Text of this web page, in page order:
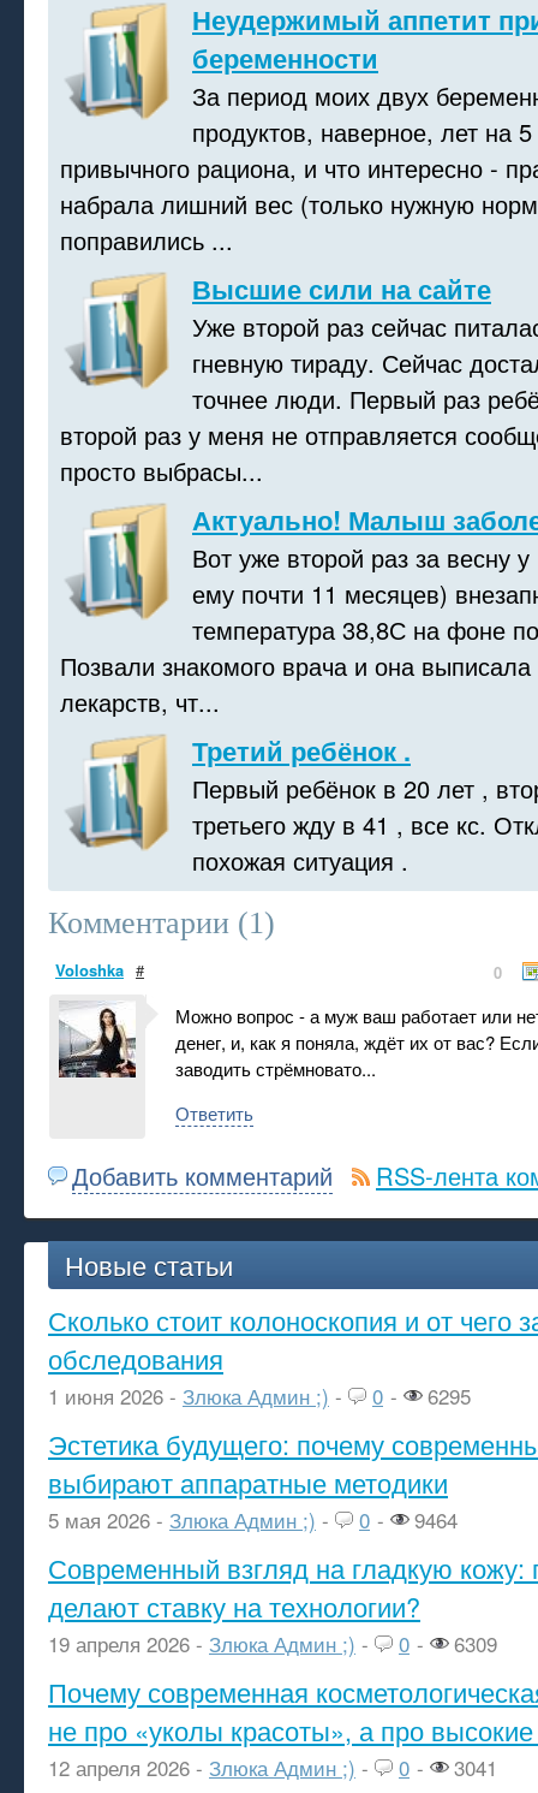
Неудержимый аппетит
беременности
За период моих двух
продуктов, наверное, лет на
привычного рациона, и что интересно -
набрала лишний вес (только нужную
поправились ...
Высшие сили на сайте
Уже второй раз сейчас
гневную тираду. Сейчас
точнее люди. Первый раз
второй раз у меня не отправляется
просто выбрасы...
Актуально! Малыш
Вот уже второй раз за весну
ему почти 11 месяцев)
температура 38,8С на фоне
Позвали знакомого врача и она выписала
лекарств, чт...
Третий ребёнок .
Первый ребёнок в 20 лет ,
третьего жду в 41 , все кс.
похожая ситуация .
Комментарии (1)
Voloshka # 0
Можно вопрос - а муж ваш работает или
денег, и, как я поняла, ждёт их от вас?
заводить стрёмновато...
Ответить
Добавить комментарий RSS-лента
Новые статьи
Сколько стоит колоноскопия и от чего
обследования
1 июня 2026 - Злюка Админ ;) - 0 - 6295
Эстетика будущего: почему
выбирают аппаратные методики
5 мая 2026 - Злюка Админ ;) - 0 - 9464
Современный взгляд на гладкую кожу:
делают ставку на технологии?
19 апреля 2026 - Злюка Админ ;) - 0 - 6309
Почему современная
не про «уколы красоты», а про высокие
12 апреля 2026 - Злюка Админ ;) - 0 - 3041